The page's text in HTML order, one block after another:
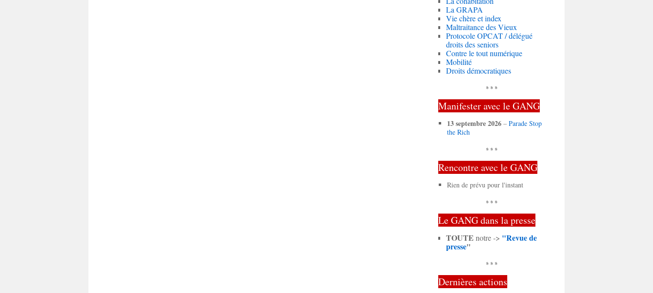
La GRAPA
Vie chère et index
Maltraitance des Vieux
Protocole OPCAT / délégué
droits des seniors
Contre le tout numérique
Mobilité
Droits démocratiques
* * *
Manifester avec le GANG
13 septembre 2026 –Parade Stop
the Rich
* * *
Rencontre avec le GANG
Rien de prévu pour l'instant
* * *
Le GANG dans la presse
TOUTE notre -> "Revue de
presse"
* * *
Dernières actions